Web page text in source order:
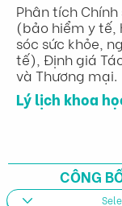
Phân tích
(bảo hiểm y tế,
sóc sức khỏe,
tế), Định giá
và Thương mại.
Lý lịch khoa
CÔNG